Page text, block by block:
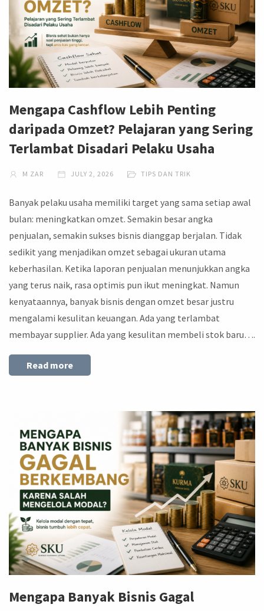
Mengapa Cashflow Lebih Penting
daripada Omzet? Pelajaran yang Sering
Terlambat Disadari Pelaku Usaha
M ZAR JULY 2, 2026 TIPS DAN TRIK
Banyak pelaku usaha memiliki target yang sama setiap awal
bulan: meningkatkan omzet. Semakin besar angka
penjualan, semakin sukses bisnis dianggap berjalan. Tidak
sedikit yang menjadikan omzet sebagai ukuran utama
keberhasilan. Ketika laporan penjualan menunjukkan angka
yang terus naik, rasa optimis pun ikut meningkat. Namun
kenyataannya, banyak bisnis dengan omzet besar justru
mengalami kesulitan keuangan. Ada yang terlambat
membayar supplier. Ada yang kesulitan membeli stok baru….
Read more
Mengapa Banyak Bisnis Gagal